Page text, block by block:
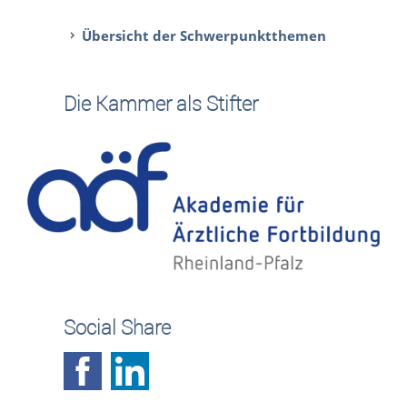
Übersicht der Schwerpunktthemen
Die Kammer als Stifter
Social Share